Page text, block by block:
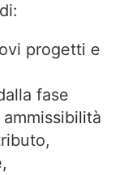
progetti e
fase